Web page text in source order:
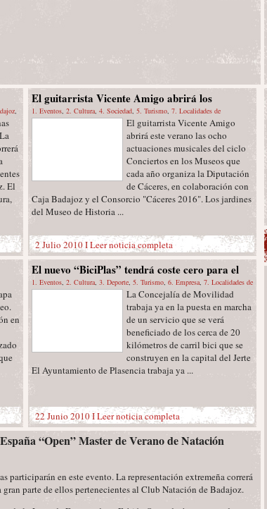
,
El
El guitarrista Vicente Amigo abrirá los
Conciertos en los Museos de Cáceres
1. Eventos, 2. Cultura, 4. Sociedad, 5. Turismo, 7. Localidades de
,Cáceres Provincia,Titulares
El guitarrista Vicente Amigo
abrirá este verano las ocho
actuaciones musicales del ciclo
Conciertos en los Museos que
cada año organiza la Diputación
de Cáceres, en colaboración con
Caja Badajoz y el Consorcio "Cáceres 2016". Los jardines
del Museo de Historia ...
2 Julio 2010 ILeer noticia completa
en
El nuevo “BiciPlas” tendrá coste cero para el
Ayuntamiento, ampliará las paradas y servirá
1. Eventos, 2. Cultura, 3. Deporte, 5. Turismo, 6. Empresa, 7. Localidades de
Plasencia,Presentaciones,Titulares
La Concejalía de Movilidad
trabaja ya en la puesta en marcha
de un servicio que se verá
beneficiado de los cerca de 20
kilómetros de carril bici que se
construyen en la capital del Jerte
El Ayuntamiento de Plasencia trabaja ya ...
22 Junio 2010 ILeer noticia completa
“Open” Master de Verano de Natación
participarán en este evento. La representación extremeña correrá
gran parte de ellos pertenecientes al Club Natación de Badajoz.